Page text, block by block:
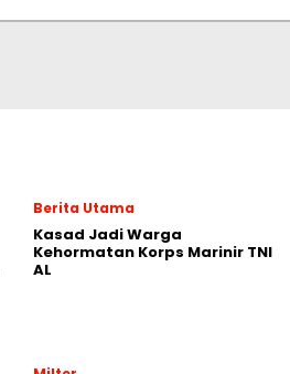
Berita Utama
Kasad Jadi Warga
Kehormatan Korps Marinir TNI
AL